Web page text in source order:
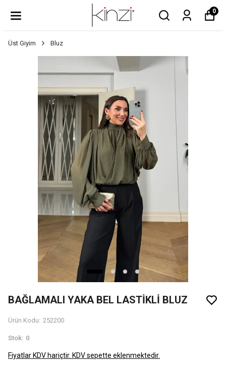
0
Üst Giyim Bluz
BAĞLAMALI YAKA BEL LASTİKLİ BLUZ
Ürün Kodu: 252200
Stok: 0
Fiyatlar KDV hariçtir. KDV sepette eklenmektedir.